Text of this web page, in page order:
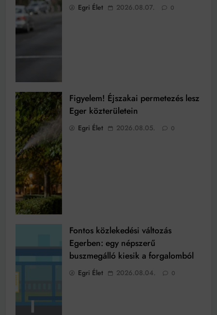
Egri Élet 2026.08.07. 0
Figyelem! Éjszakai permetezés lesz
Eger közterületein
Egri Élet 2026.08.05. 0
Fontos közlekedési változás
Egerben: egy népszerű
buszmegálló kiesik a forgalomból
Egri Élet 2026.08.04. 0